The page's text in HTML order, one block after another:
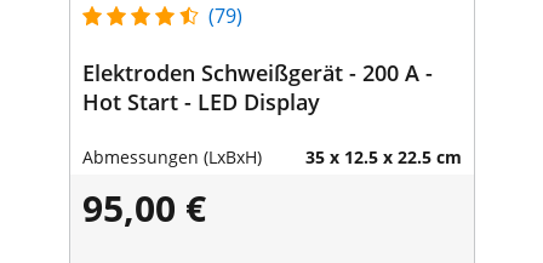
(79)
Elektroden Schweißgerät - 200 A -
Hot Start - LED Display
Abmessungen (LxBxH) 35 x 12.5 x 22.5 cm
95,00 €